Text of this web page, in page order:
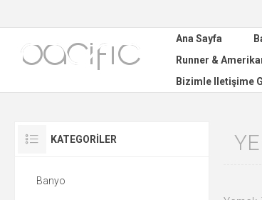
Ana Sayfa
Runner &
Bizimle Iletişime
KATEGORILER
Banyo